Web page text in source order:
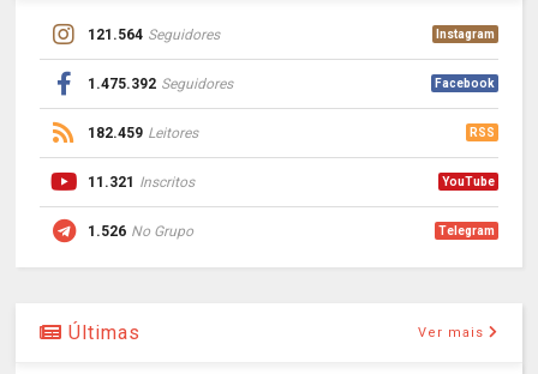
121.564 Seguidores Instagram
1.475.392 Seguidores Facebook
182.459 Leitores RSS
11.321 Inscritos YouTube
1.526 No Grupo Telegram
Últimas Ver mais